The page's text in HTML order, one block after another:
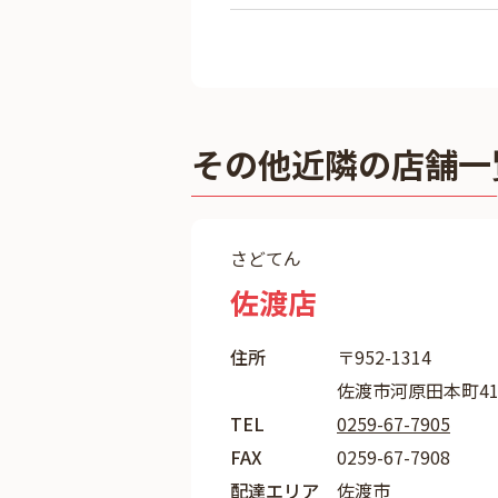
その他近隣の店舗
さどてん
佐渡店
住所
〒952-1314
佐渡市河原田本町
TEL
0259-67-7905
FAX
0259-67-7908
配達エリア
佐渡市